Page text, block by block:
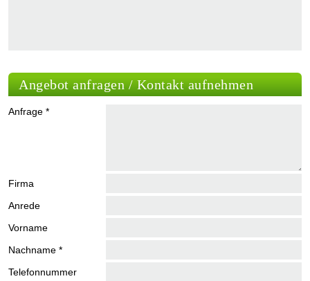
Angebot anfragen / Kontakt aufnehmen
Anfrage *
Firma
Anrede
Vorname
Nachname *
Telefonnummer